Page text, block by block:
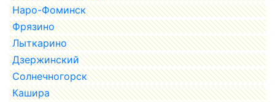
Наро-Фоминск
Фрязино
Лыткарино
Дзержинский
Солнечногорск
Кашира